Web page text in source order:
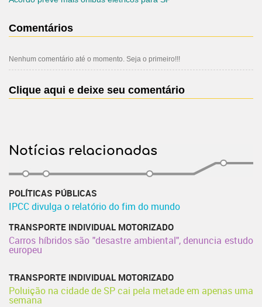
Comentários
Nenhum comentário até o momento. Seja o primeiro!!!
Clique aqui e deixe seu comentário
Notícias relacionadas
POLÍTICAS PÚBLICAS
IPCC divulga o relatório do fim do mundo
TRANSPORTE INDIVIDUAL MOTORIZADO
Carros híbridos são "desastre ambiental", denuncia estudo
europeu
TRANSPORTE INDIVIDUAL MOTORIZADO
Poluição na cidade de SP cai pela metade em apenas uma
semana